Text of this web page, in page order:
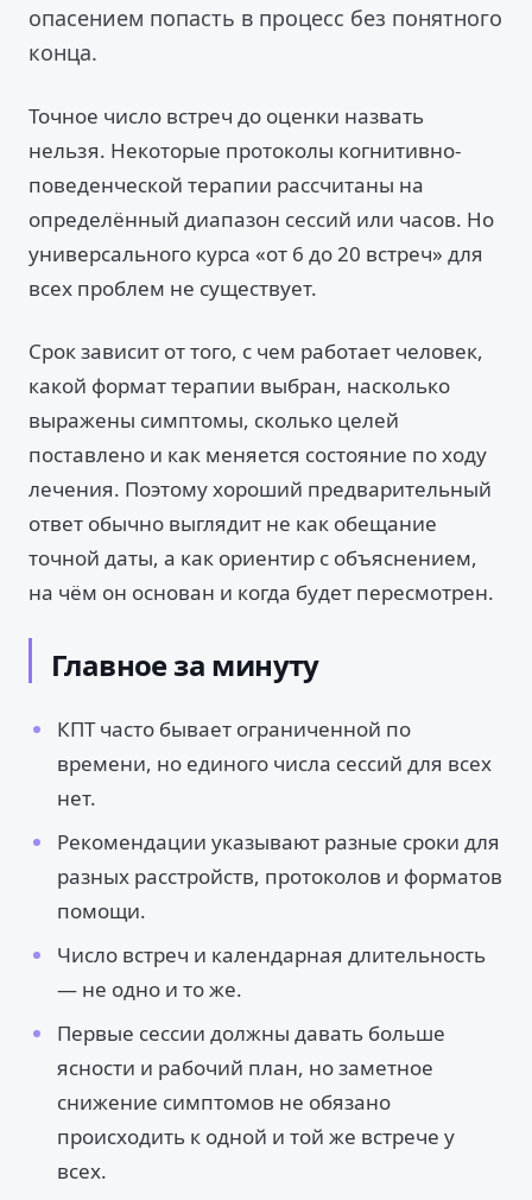
опасением попасть в процесс без понятного
конца.
Точное число встреч до оценки назвать
нельзя. Некоторые протоколы когнитивно-
поведенческой терапии рассчитаны на
определённый диапазон сессий или часов. Но
универсального курса «от 6 до 20 встреч» для
всех проблем не существует.
Срок зависит от того, с чем работает человек,
какой формат терапии выбран, насколько
выражены симптомы, сколько целей
поставлено и как меняется состояние по ходу
лечения. Поэтому хороший предварительный
ответ обычно выглядит не как обещание
точной даты, а как ориентир с объяснением,
на чём он основан и когда будет пересмотрен.
Главное за минуту
КПТ часто бывает ограниченной по
времени, но единого числа сессий для всех
нет.
Рекомендации указывают разные сроки для
разных расстройств, протоколов и форматов
помощи.
Число встреч и календарная длительность
— не одно и то же.
Первые сессии должны давать больше
ясности и рабочий план, но заметное
снижение симптомов не обязано
происходить к одной и той же встрече у
всех.